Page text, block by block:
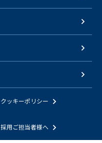
クッキーポリシー
採用ご担当者様へ